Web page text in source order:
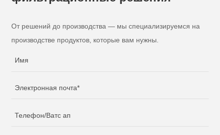
От решений до производства — мы специализируемся на
производстве продуктов, которые вам нужны.